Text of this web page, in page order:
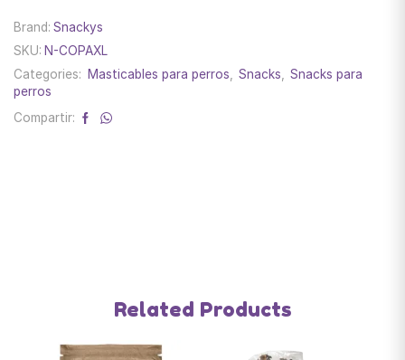
Brand: Snackys
SKU: N-COPAXL
Categories: Masticables para perros Snacks
Snacks para
perros
Compartir:
Related Products